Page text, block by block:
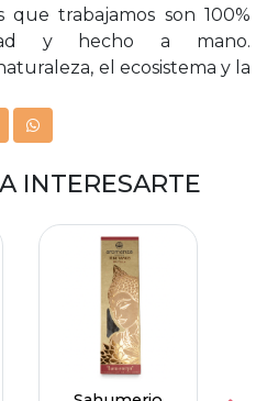
trabajamos son 100%
y hecho a mano.
el ecosistema y la
INTERESARTE